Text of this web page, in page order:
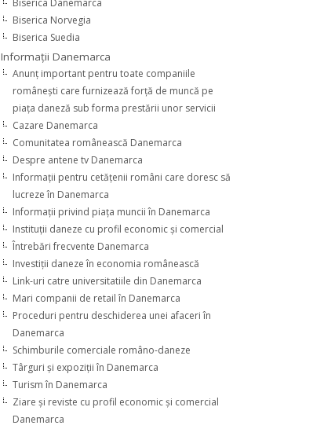
Biserica Danemarca
Biserica Norvegia
Biserica Suedia
Informaţii Danemarca
Anunţ important pentru toate companiile
româneşti care furnizează forţă de muncă pe
piaţa daneză sub forma prestării unor servicii
Cazare Danemarca
Comunitatea românească Danemarca
Despre antene tv Danemarca
Informaţii pentru cetăţenii români care doresc să
lucreze în Danemarca
Informaţii privind piaţa muncii în Danemarca
Instituţii daneze cu profil economic şi comercial
Întrebări frecvente Danemarca
Investiţii daneze în economia românească
Link-uri catre universitatiile din Danemarca
Mari companii de retail în Danemarca
Proceduri pentru deschiderea unei afaceri în
Danemarca
Schimburile comerciale româno-daneze
Târguri şi expoziţii în Danemarca
Turism în Danemarca
Ziare şi reviste cu profil economic şi comercial
Danemarca